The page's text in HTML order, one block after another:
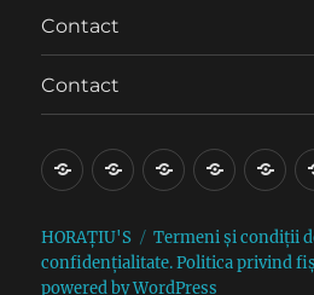
Contact
Contact
Blog Automatizări
DTP
PrePress
Cine
HORAȚIU'S
Termeni și condiții
confidențialitate. Politica privind
powered by WordPress